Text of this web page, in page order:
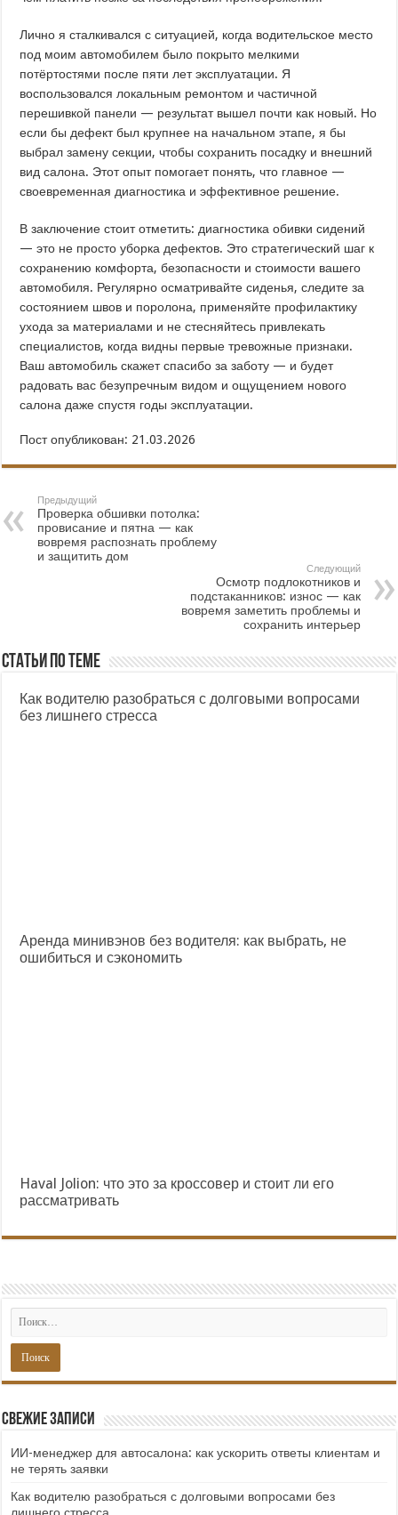
Лично я сталкивался с ситуацией, когда водительское место
под моим автомобилем было покрыто мелкими
потёртостями после пяти лет эксплуатации. Я
воспользовался локальным ремонтом и частичной
перешивкой панели — результат вышел почти как новый. Но
если бы дефект был крупнее на начальном этапе, я бы
выбрал замену секции, чтобы сохранить посадку и внешний
вид салона. Этот опыт помогает понять, что главное —
своевременная диагностика и эффективное решение.
В заключение стоит отметить: диагностика обивки сидений
— это не просто уборка дефектов. Это стратегический шаг к
сохранению комфорта, безопасности и стоимости вашего
автомобиля. Регулярно осматривайте сиденья, следите за
состоянием швов и поролона, применяйте профилактику
ухода за материалами и не стесняйтесь привлекать
специалистов, когда видны первые тревожные признаки.
Ваш автомобиль скажет спасибо за заботу — и будет
радовать вас безупречным видом и ощущением нового
салона даже спустя годы эксплуатации.
Пост опубликован: 21.03.2026
Предыдущий
Проверка обшивки потолка:
провисание и пятна — как
вовремя распознать проблему
и защитить дом
Следующий
Осмотр подлокотников и
подстаканников: износ — как
вовремя заметить проблемы и
сохранить интерьер
Статьи по теме
Как водителю разобраться с долговыми вопросами
без лишнего стресса
Аренда минивэнов без водителя: как выбрать, не
ошибиться и сэкономить
Haval Jolion: что это за кроссовер и стоит ли его
рассматривать
Свежие записи
ИИ-менеджер для автосалона: как ускорить ответы клиентам и
не терять заявки
Как водителю разобраться с долговыми вопросами без